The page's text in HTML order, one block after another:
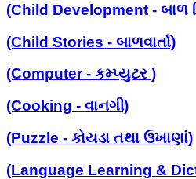
(Child Development - બાળ
(Child Stories - બાળવાર્તા)
(Computer - કમ્પ્યુટર )
(Cooking - વાનગી)
(Puzzle - કોયડા તથા ઉખાણાં)
(Language Learning &